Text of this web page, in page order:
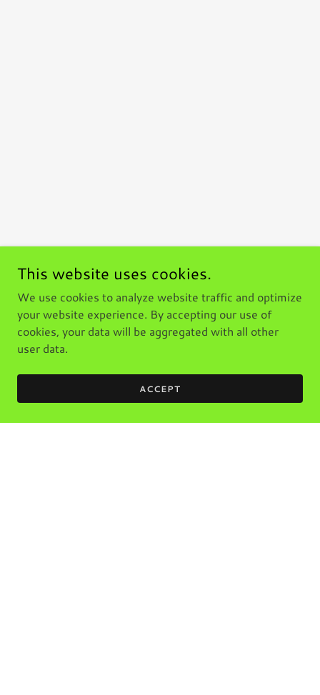
This website uses cookies.
We use cookies to analyze website traffic and optimize
your website experience. By accepting our use of
cookies, your data will be aggregated with all other
user data.
ACCEPT